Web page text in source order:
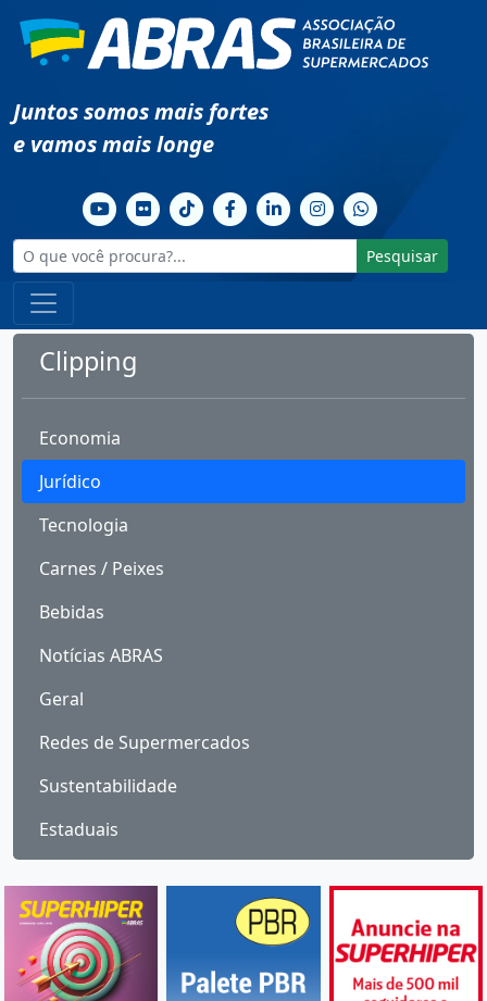
Juntos somos mais fortes
e vamos mais longe
Pesquisar
Clipping
Economia
Jurídico
Tecnologia
Carnes / Peixes
Bebidas
Notícias ABRAS
Geral
Redes de Supermercados
Sustentabilidade
Estaduais